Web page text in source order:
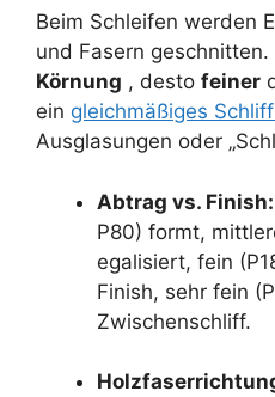
Beim Schleifen werden
und Fasern geschnitten.
Körnung , desto feiner
ein gleichmäßiges
Ausglasungen oder
Abtrag vs. Finish:
P80) formt,
egalisiert, fein
Finish, sehr fein
Zwischenschliff.